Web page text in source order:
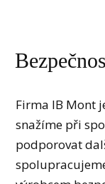
Firma IB Mont
snažíme při
podporovat